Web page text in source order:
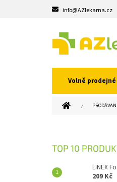
info@AZlekarna.cz
Volně
DOMŮ
TOP 10
LINEX
209 Kč